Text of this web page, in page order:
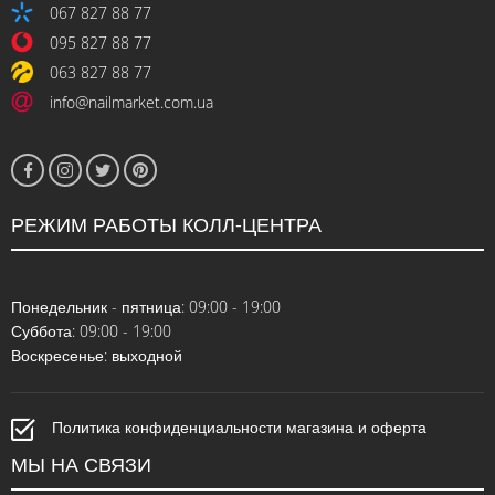
067 827 88 77
095 827 88 77
063 827 88 77
info@nailmarket.com.ua
РЕЖИМ РАБОТЫ КОЛЛ-ЦЕНТРА
Понедельник - пятница: 09:00 - 19:00
Суббота: 09:00 - 19:00
Воскресенье: выходной
Политика конфиденциальности магазина и оферта
МЫ НА СВЯЗИ